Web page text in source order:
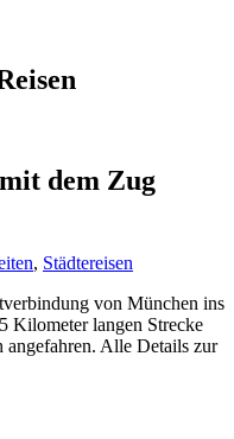
dem Zug
, Städtereisen
von München ins
Kilometer langen Strecke
angefahren. Alle Details zur